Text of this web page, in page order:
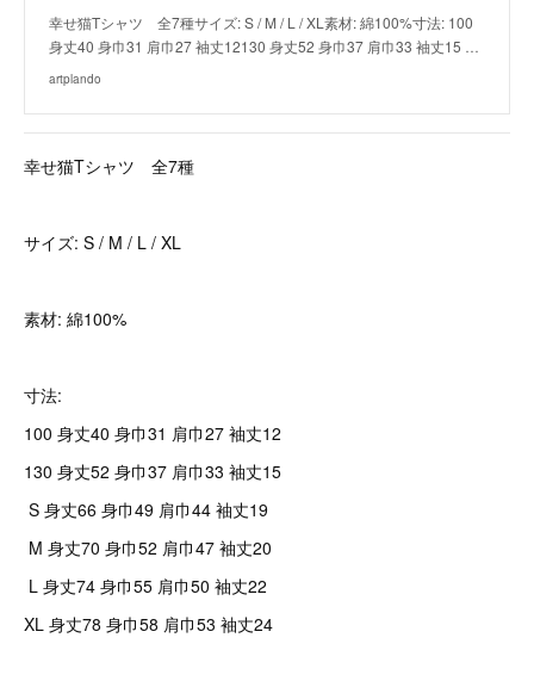
幸せ猫Tシャツ 全7種サイズ: S / M / L / XL素材: 綿100%寸法: 100
身丈40 身巾31 肩巾27 袖丈12130 身丈52 身巾37 肩巾33 袖丈15 …
artplando
幸せ猫Tシャツ 全7種
サイズ: S / M / L / XL
素材: 綿100%
寸法:
100 身丈40 身巾31 肩巾27 袖丈12
130 身丈52 身巾37 肩巾33 袖丈15
S 身丈66 身巾49 肩巾44 袖丈19
M 身丈70 身巾52 肩巾47 袖丈20
L 身丈74 身巾55 肩巾50 袖丈22
XL 身丈78 身巾58 肩巾53 袖丈24